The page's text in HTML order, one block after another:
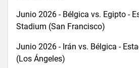
Junio 2026 - Bélgica vs. Egipto -
Stadium (San Francisco)
Junio 2026 - Irán vs. Bélgica -
(Los Ángeles)